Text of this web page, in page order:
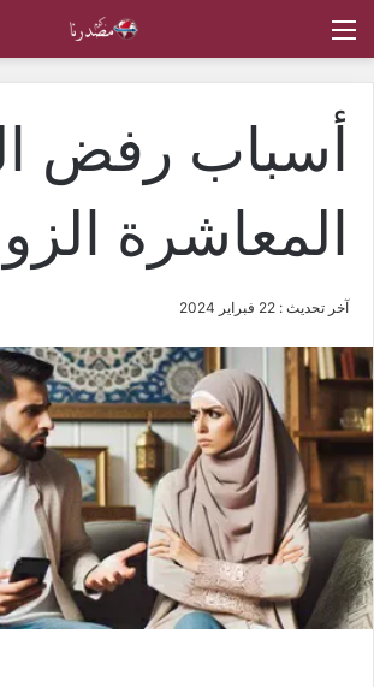
القائمة
أسباب رفض
المعاشرة
آخر تحديث : 22 فبراير 2024